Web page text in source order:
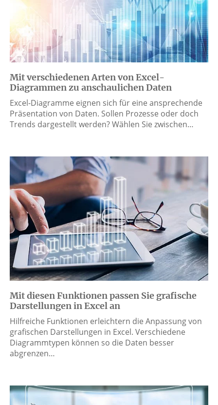
Mit verschiedenen Arten von Excel-
Diagrammen zu anschaulichen Daten
Excel-Diagramme eignen sich für eine ansprechende
Präsentation von Daten. Sollen Prozesse oder doch
Trends dargestellt werden? Wählen Sie zwischen…
Mit diesen Funktionen passen Sie grafische
Darstellungen in Excel an
Hilfreiche Funktionen erleichtern die Anpassung von
grafischen Darstellungen in Excel. Verschiedene
Diagrammtypen können so die Daten besser
abgrenzen…